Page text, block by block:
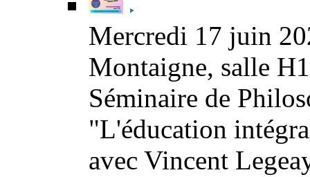
Mercredi 17 juin
Montaigne, salle
Séminaire de
"L'éducation
avec Vincent